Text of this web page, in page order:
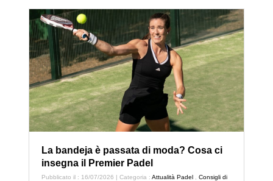
La bandeja è passata di moda? Cosa ci
insegna il Premier Padel
Pubblicato il : 16/07/2026 | Categoria :Attualità Padel ,Consigli di